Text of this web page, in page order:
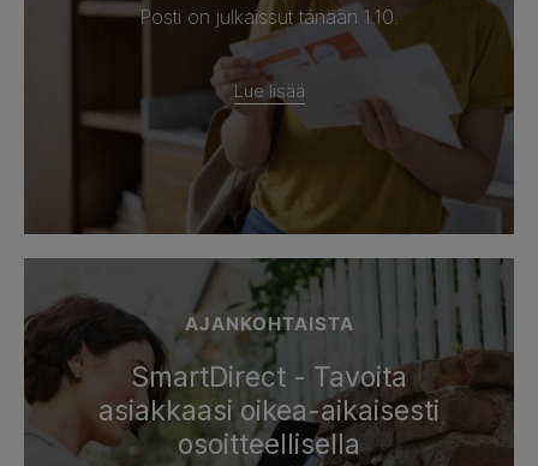
Posti on julkaissut tänään 1.10.
Lue lisää
AJANKOHTAISTA
SmartDirect - Tavoita
asiakkaasi oikea-aikaisesti
osoitteellisella